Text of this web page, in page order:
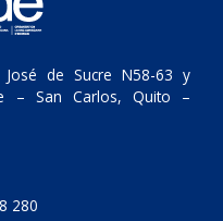
de Sucre N58-63 y
– San Carlos, Quito –
280